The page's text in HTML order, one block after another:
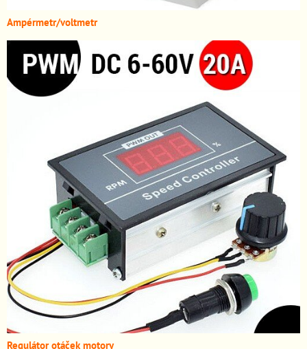
Ampérmetr/voltmetr
Regulátor otáček motory